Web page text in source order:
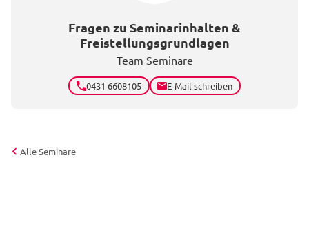
Fragen zu Seminarinhalten &
Freistellungsgrundlagen
Team Seminare
0431 6608105 E-Mail schreiben
Alle Seminare